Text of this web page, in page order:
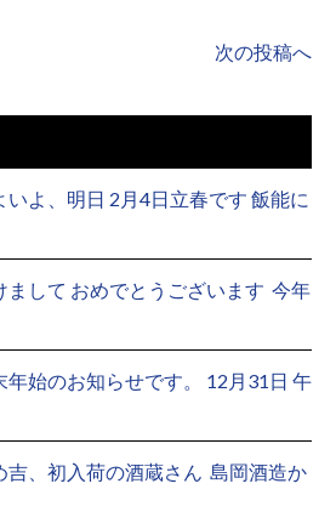
次の投稿へ
いよ、明日 2月4日立春です 飯能に
まして おめでとうございます ⁡ 今年
年始のお知らせです。 12月31日 午
吉、初入荷の酒蔵さん ⁡ 島岡酒造か